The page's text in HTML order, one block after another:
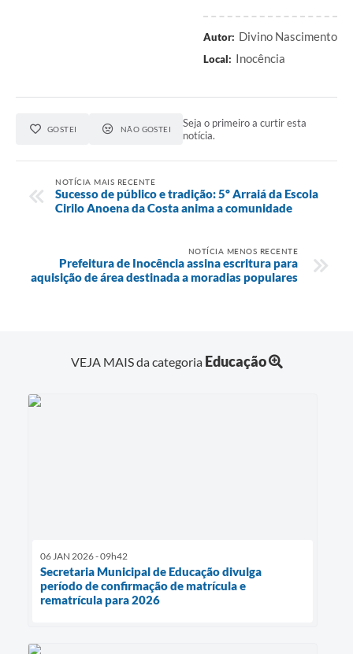
Autor: Divino Nascimento
Local: Inocência
GOSTEI NÃO GOSTEI
Seja o primeiro a curtir esta
notícia.
NOTÍCIA MAIS RECENTE
Sucesso de público e tradição: 5º Arraiá da Escola
Cirilo Anoena da Costa anima a comunidade
NOTÍCIA MENOS RECENTE
Prefeitura de Inocência assina escritura para
aquisição de área destinada a moradias populares
VEJA MAIS da categoria Educação
06 JAN 2026 - 09h42
Secretaria Municipal de Educação divulga
período de confirmação de matrícula e
rematrícula para 2026